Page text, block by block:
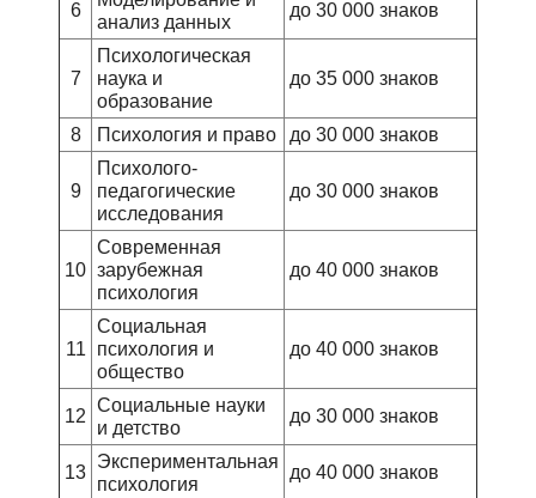
6
анализ данных
до 30 000 знаков
7
Психологическая
наука и
образование
до 35 000 знаков
8 Психология и право до 30 000 знаков
9
Психолого-
педагогические
исследования
до 30 000 знаков
10
Современная
зарубежная
психология
до 40 000 знаков
11
Социальная
психология и
общество
до 40 000 знаков
12
Социальные науки
и детство
до 30 000 знаков
13
Экспериментальная
психология
до 40 000 знаков